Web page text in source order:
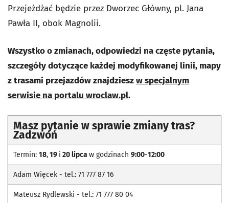
Przejeżdżać będzie przez Dworzec Główny, pl. Jana
Pawła II, obok Magnolii.
Wszystko o zmianach, odpowiedzi na częste pytania,
szczegóły dotyczące każdej modyfikowanej linii, mapy
z trasami przejazdów znajdzieszw specjalnym
serwisie na portalu wroclaw.pl.
Masz pytanie w sprawie zmiany tras?
Zadzwoń
Termin: 18,19 i 20 lipcaw godzinach 9:00-12:00
Adam Więcek - tel.: 71 777 87 16
Mateusz Rydlewski - tel.: 71 777 80 04